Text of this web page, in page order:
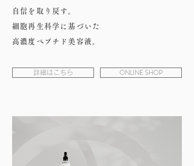
自信を取り戻す。
細胞再生科学に基づいた
高濃度ペプチド美容液。
詳細はこちら ONLINE SHOP